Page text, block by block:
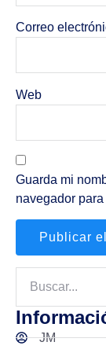
Correo
Web
Guarda mi
navegador
JM